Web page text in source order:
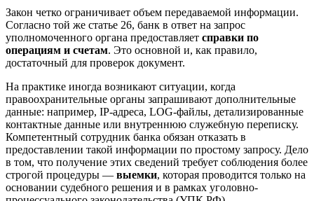
Закон четко ограничивает объем передаваемой информации.
Согласно той же статье 26, банк в ответ на запрос
уполномоченного органа предоставляет справки по
операциям и счетам. Это основной и, как правило,
достаточный для проверок документ.
На практике иногда возникают ситуации, когда
правоохранительные органы запрашивают дополнительные
данные: например, IP-адреса, LOG-файлы, детализированные
контактные данные или внутреннюю служебную переписку.
Компетентный сотрудник банка обязан отказать в
предоставлении такой информации по простому запросу. Дело
в том, что получение этих сведений требует соблюдения более
строгой процедуры — выемки, которая проводится только на
основании судебного решения и в рамках уголовно-